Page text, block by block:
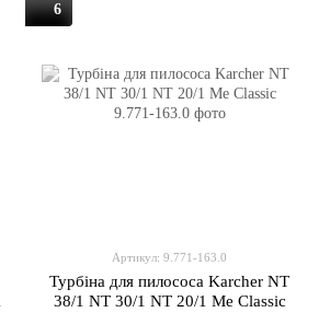
6
Артикул: 9.771-163.0
Турбіна для пилососа Karcher NT
38/1 NT 30/1 NT 20/1 Me Classic